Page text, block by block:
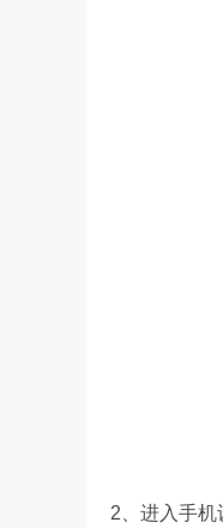
2、进入手机